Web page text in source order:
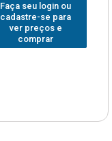
Faça seu login ou
cadastre-se para
ver preços e
comprar